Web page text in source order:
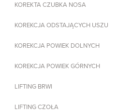
KOREKTA CZUBKA NOSA
KOREKCJA ODSTAJĄCYCH USZU
KOREKCJA POWIEK DOLNYCH
KOREKCJA POWIEK GÓRNYCH
LIFTING BRWI
LIFTING CZOŁA